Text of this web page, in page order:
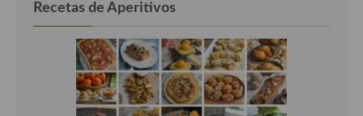
Recetas de Aperitivos